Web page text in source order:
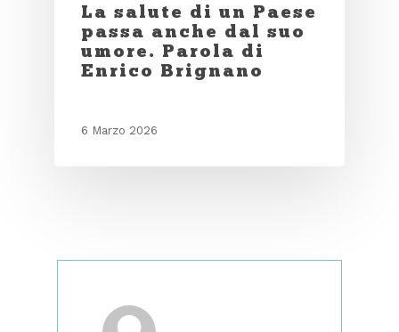
La salute di un Paese
passa anche dal suo
umore. Parola di
Enrico Brignano
6 Marzo 2026